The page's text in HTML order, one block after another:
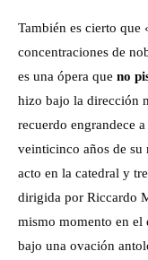
También es cierto que
concentraciones de
es una ópera que no
hizo bajo la dirección
recuerdo engrandece
veinticinco años de su
acto en la catedral y
dirigida por Riccardo
mismo momento en el
bajo una ovación